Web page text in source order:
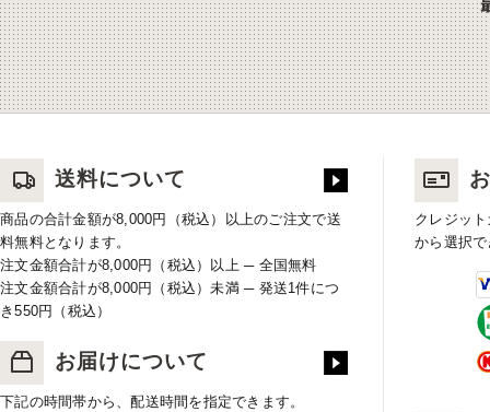
送料について
商品の合計金額が8,000円（税込）以上のご注文で送
料無料となります。
注文金額合計が8,000円（税込）以上 ─ 全国無料
注文金額合計が8,000円（税込）未満 ─ 発送1件につ
き550円（税込）
お届けについて
下記の時間帯から、配送時間を指定できます。
クレジッ
から選択